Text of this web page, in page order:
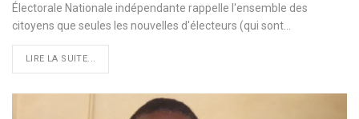
Électorale Nationale indépendante rappelle l'ensemble des
citoyens que seules les nouvelles d'électeurs (qui sont
LIRE LA SUITE...